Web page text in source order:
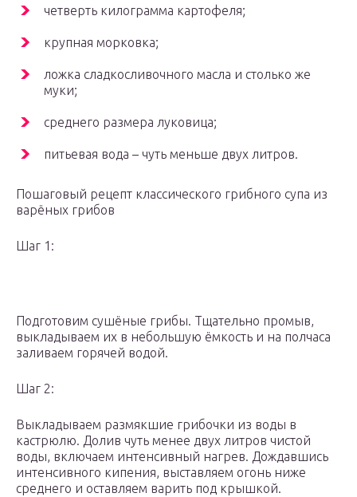
четверть килограмма картофеля;
крупная морковка;
ложка сладкосливочного масла и столько же
муки;
среднего размера луковица;
питьевая вода – чуть меньше двух литров.
Пошаговый рецепт классического грибного супа из
варёных грибов
Шаг 1:
Подготовим сушёные грибы. Тщательно промыв,
выкладываем их в небольшую ёмкость и на полчаса
заливаем горячей водой.
Шаг 2:
Выкладываем размякшие грибочки из воды в
кастрюлю. Долив чуть менее двух литров чистой
воды, включаем интенсивный нагрев. Дождавшись
интенсивного кипения, выставляем огонь ниже
среднего и оставляем варить под крышкой.